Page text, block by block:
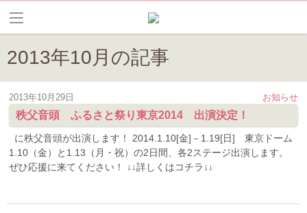
2013年10月の記事
お知らせ
2013年10月29日
秩父音頭 ふるさと祭り東京2014 出演決定！
に秩父音頭が出演します！ 2014.1.10[金]－1.19[日] 東京ドーム
1.10（金）と1.13（月・祝）の2日間、各2ステージ出演します。
ぜひ応援に来てください！ ↓↓詳しくはコチラ↓↓